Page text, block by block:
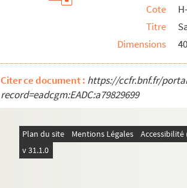
H-IMAR-16-121-331. Le
H-IMAR-16-122-332. Saint Simon de
H-IMAR-16-123-333. Saint Simon de
H-IMAR-16-124-334. Saint Simon
H-IMAR-16-125-335. Saint Sidoine
H-IMAR-16-125-336. Saint Sidoine
H-IMAR-16-126-338. La bienheureuse
H-IMAR-16-127-339. Sainte
Cote
Titre
Dimensions
Citer ce document : https://ccfr.bnf.fr/
record=eadcgm:EADC:a79829699
Plan du site Mentions Légales
v 31.1.0